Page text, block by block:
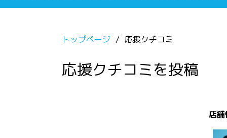
トップページ 応援クチコミ
応援クチコミを投稿
店